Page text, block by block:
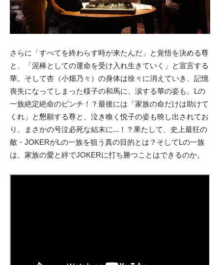
さらに「すべてを終わらす時が来たんだ」と覚悟を決める尊
と、「泥棒としての運命を受け入れ生きていく」と宣言する
華。そして杏（小畑乃々）の身体は徐々に消えていき、記憶
喪失になってしまった様子の和馬に、涙する華の姿も。Lの
一族絶定絶命のピンチ！？最後には「家族の命だけは助けて
くれ」と懇願する尊と、泣き喚く悦子の姿も映し出されてお
り、まさかの号泣必死な結末に...！？果たして、史上最狂の
敵・JOKERがLの一族を狙う真の目的とは？そしてLの一族
は、家族の愛と絆でJOKERに打ち勝つことはできるのか。